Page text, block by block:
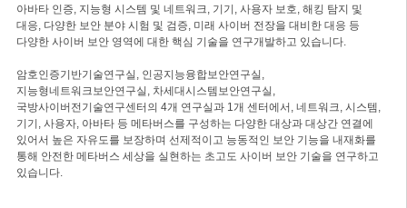
아바타 인증, 지능형 시스템 및 네트워크, 기기, 사용자 보호, 해킹 탐지 및
대응, 다양한 보안 분야 시험 및 검증, 미래 사이버 전장을 대비한 대응 등
다양한 사이버 보안 영역에 대한 핵심 기술을 연구개발하고 있습니다.
암호인증기반기술연구실, 인공지능융합보안연구실,
지능형네트워크보안연구실, 차세대시스템보안연구실,
국방사이버전기술연구센터의 4개 연구실과 1개 센터에서, 네트워크, 시스템,
기기, 사용자, 아바타 등 메타버스를 구성하는 다양한 대상과 대상간 연결에
있어서 높은 자유도를 보장하며 선제적이고 능동적인 보안 기능을 내재화를
통해 안전한 메타버스 세상을 실현하는 초고도 사이버 보안 기술을 연구하고
있습니다.